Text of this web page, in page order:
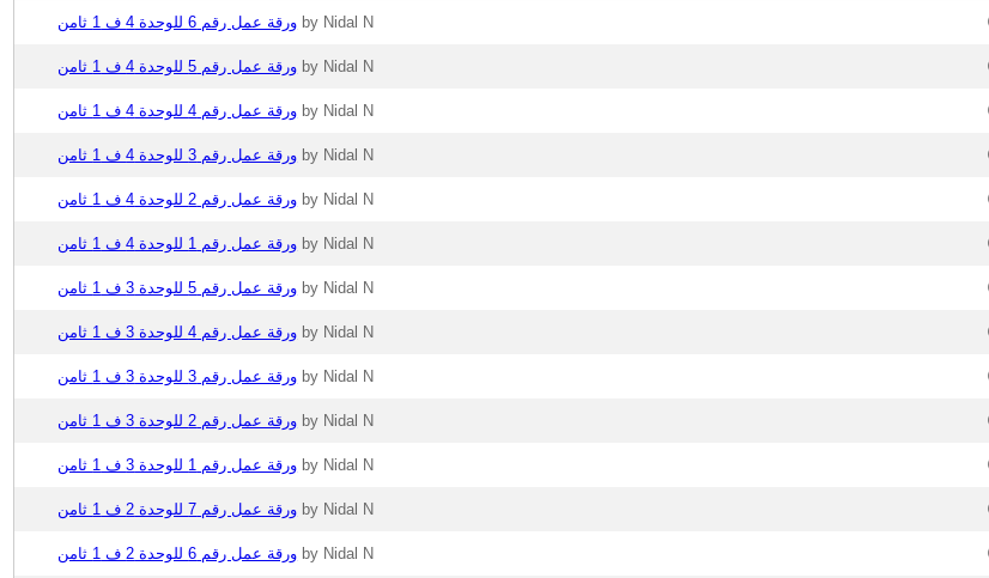
ورقة عمل رقم 6 للوحدة 4 ف 1 ثامن by Nidal N
ورقة عمل رقم 5 للوحدة 4 ف 1 ثامن by Nidal N
ورقة عمل رقم 4 للوحدة 4 ف 1 ثامن by Nidal N
ورقة عمل رقم 3 للوحدة 4 ف 1 ثامن by Nidal N
ورقة عمل رقم 2 للوحدة 4 ف 1 ثامن by Nidal N
ورقة عمل رقم 1 للوحدة 4 ف 1 ثامن by Nidal N
ورقة عمل رقم 5 للوحدة 3 ف 1 ثامن by Nidal N
ورقة عمل رقم 4 للوحدة 3 ف 1 ثامن by Nidal N
ورقة عمل رقم 3 للوحدة 3 ف 1 ثامن by Nidal N
ورقة عمل رقم 2 للوحدة 3 ف 1 ثامن by Nidal N
ورقة عمل رقم 1 للوحدة 3 ف 1 ثامن by Nidal N
ورقة عمل رقم 7 للوحدة 2 ف 1 ثامن by Nidal N
ورقة عمل رقم 6 للوحدة 2 ف 1 ثامن by Nidal N